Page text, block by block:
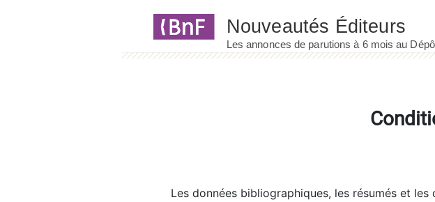
Les données bibliographiques, les résumés et